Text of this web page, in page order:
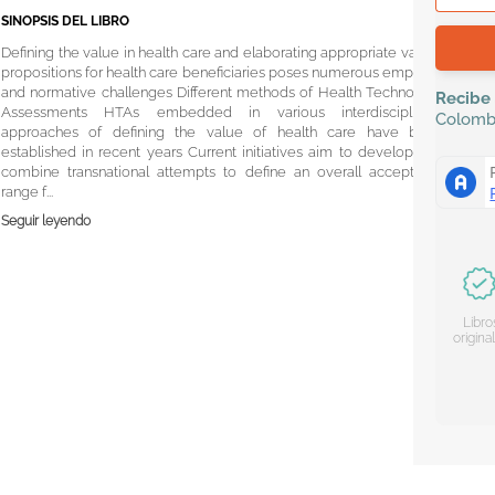
SINOPSIS DEL LIBRO
Defining the value in health care and elaborating appropriate value-
propositions for health care beneficiaries poses numerous empirical
and normative challenges Different methods of Health Technology
Assessments HTAs embedded in various interdisciplinary
approaches of defining the value of health care have been
established in recent years Current initiatives aim to develop and
combine transnational attempts to define an overall acceptable
range f...
Seguir leyendo
Recibe